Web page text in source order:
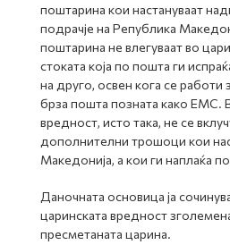
поштарина кои настануваат
подрачје на Република
поштарина не влегуваат во
стоката која по пошта ги
на друго, освен кога се работи
брза пошта позната како ЕМС.
вредност, исто така, не се
дополнителни трошоци кои
Македонија, а кои ги наплаќа
Даночната основица ја
царинската вредност
пресметаната царина.